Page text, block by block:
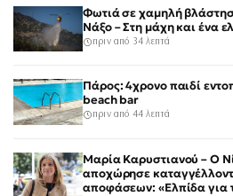
Φωτιά σε χαμηλή
Νάξο – Στη μάχη και ένα
πριν από 34 λεπτά
Πάρος: 4χρονο παιδί
beach bar
πριν από 44 λεπτά
Μαρία Καρυστιανού – Ο
αποχώρησε
αποφάσεων: «Ελπίδα για